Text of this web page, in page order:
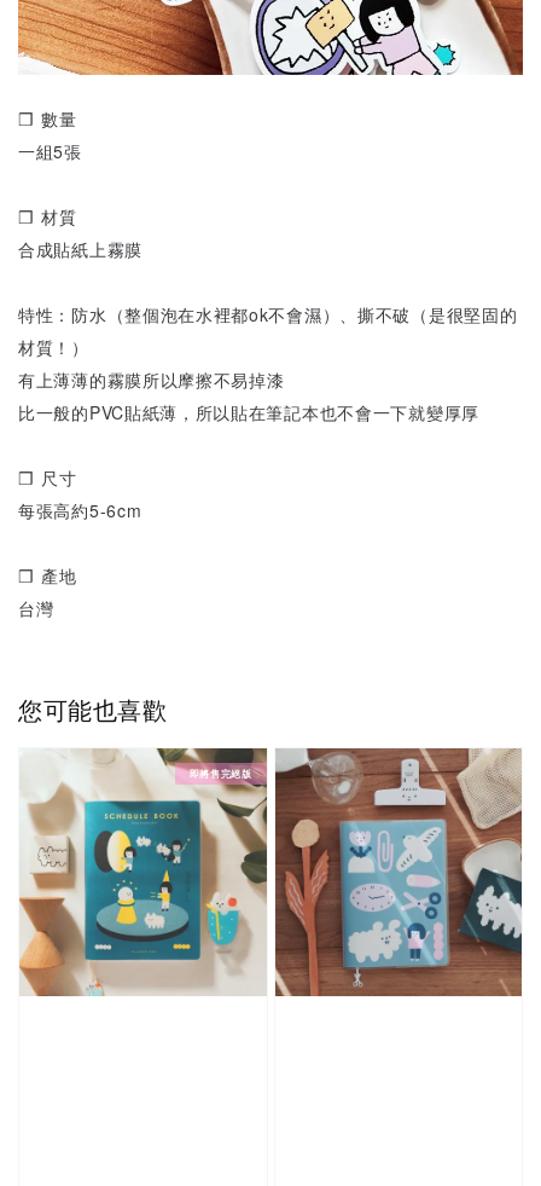
❒ 數量
一組5張
❒ 材質
合成貼紙上霧膜
特性：防水（整個泡在水裡都ok不會濕）、撕不破（是很堅固的
材質！）
有上薄薄的霧膜所以摩擦不易掉漆
比一般的PVC貼紙薄，所以貼在筆記本也不會一下就變厚厚
❒ 尺寸
每張高約5-6cm
❒ 產地
台灣
您可能也喜歡
即將售完絕版